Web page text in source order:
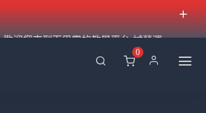
歡迎您來到百里霧的教學平台 試營運
0